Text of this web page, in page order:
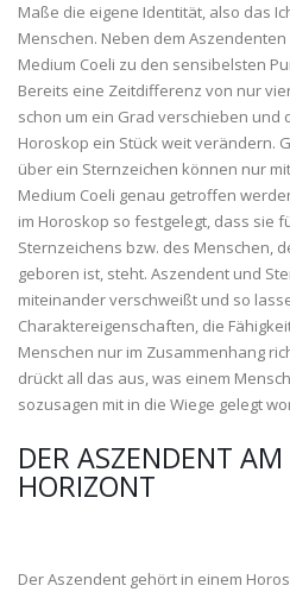
Maße die eigene Identität, also das
Menschen. Neben dem
Medium Coeli zu den sensibelsten
Bereits eine Zeitdifferenz von nur
schon um ein Grad verschieben und
Horoskop ein Stück weit verändern.
über ein Sternzeichen können nur
Medium Coeli genau getroffen
im Horoskop so festgelegt, dass sie
Sternzeichens bzw. des Menschen,
geboren ist, steht. Aszendent und
miteinander verschweißt und so
Charaktereigenschaften, die
Menschen nur im Zusammenhang
drückt all das aus, was einem
sozusagen mit in die Wiege gelegt
DER ASZENDENT
HORIZONT
Der Aszendent gehört in einem